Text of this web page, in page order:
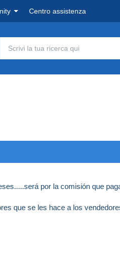
Centro assistenza
por la comisión que
que se les hace a los